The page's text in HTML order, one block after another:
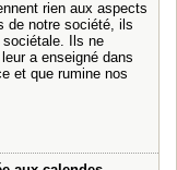
rien aux aspects
de notre société, ils
sociétale. Ils ne
a enseigné dans
et que rumine nos